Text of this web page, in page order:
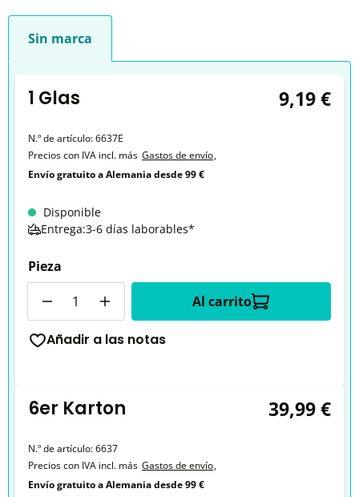
Sin marca
1 Glas 9,19 €
N.º de artículo:6637E
Precios con IVA incl. más Gastos de envío,
Envío gratuito a Alemania desde 99 €
Disponible
Entrega:3-6 días laborables*
Pieza
Al carrito
Añadir a las notas
6er Karton 39,99 €
N.º de artículo:6637
Precios con IVA incl. más Gastos de envío,
Envío gratuito a Alemania desde 99 €